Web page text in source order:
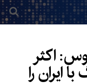
اکثر
ایران را